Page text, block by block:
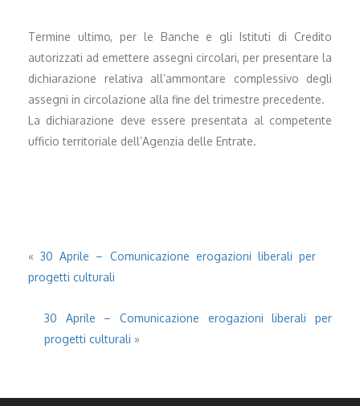
Termine ultimo, per le Banche e gli Istituti di Credito
autorizzati ad emettere assegni circolari, per presentare la
dichiarazione relativa all’ammontare complessivo degli
assegni in circolazione alla fine del trimestre precedente.
La dichiarazione deve essere presentata al competente
ufficio territoriale dell’Agenzia delle Entrate.
«30 Aprile – Comunicazione erogazioni liberali per
progetti culturali
30 Aprile – Comunicazione erogazioni liberali per
progetti culturali »